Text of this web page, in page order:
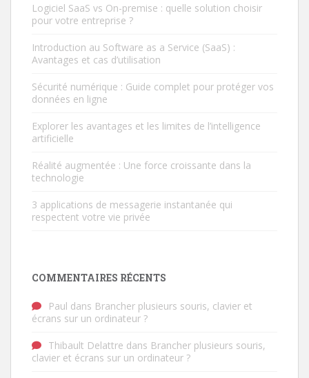
Logiciel SaaS vs On-premise : quelle solution choisir
pour votre entreprise ?
Introduction au Software as a Service (SaaS) :
Avantages et cas d’utilisation
Sécurité numérique : Guide complet pour protéger vos
données en ligne
Explorer les avantages et les limites de l’intelligence
artificielle
Réalité augmentée : Une force croissante dans la
technologie
3 applications de messagerie instantanée qui
respectent votre vie privée
COMMENTAIRES RÉCENTS
Paul dans Brancher plusieurs souris, clavier et
écrans sur un ordinateur ?
Thibault Delattre dans Brancher plusieurs souris,
clavier et écrans sur un ordinateur ?